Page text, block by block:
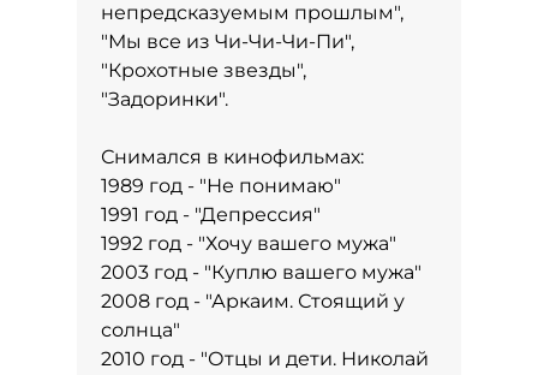
непредсказуемым прошлым",
"Мы все из Чи-Чи-Чи-Пи",
"Крохотные звезды",
"Задоринки".
Снимался в кинофильмах:
1989 год - "Не понимаю"
1991 год - "Депрессия"
1992 год - "Хочу вашего мужа"
2003 год - "Куплю вашего мужа"
2008 год - "Аркаим. Стоящий у
солнца"
2010 год - "Отцы и дети. Николай